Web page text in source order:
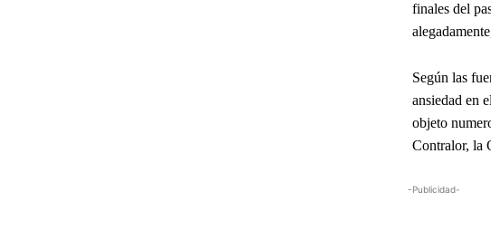
finales del
Según las
ansiedad en
objeto
Contralor, la
-Publicidad-